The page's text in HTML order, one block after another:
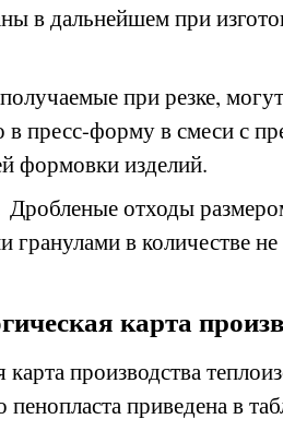
в дальнейшем при
при резке,
в пресс-форму в смеси с
формовки изделий.
Дробленые отходы
гранулами в количестве
карта
карта производства
пенопласта приведена в